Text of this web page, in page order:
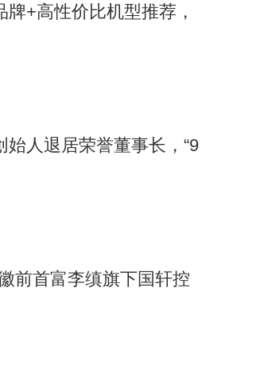
+高性价比机型推荐，
人退居荣誉董事长，“9
前首富李缜旗下国轩控